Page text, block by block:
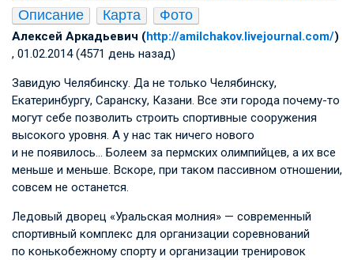
Описание
Карта Фото
Алексей Аркадьевич (http://amilchakov.livejournal.com/)
, 01.02.2014 (4571 день назад)
Завидую Челябинску. Да не только Челябинску,
Екатеринбургу, Саранску, Казани. Все эти города почему-то
могут себе позволить строить спортивные сооружения
высокого уровня. А у нас так ничего нового
и не появилось… Болеем за пермских олимпийцев, а их все
меньше и меньше. Вскоре, при таком пассивном отношении,
совсем не останется.
Ледовый дворец «Уральская молния» — современный
спортивный комплекс для организации соревнований
по конькобежному спорту и организации тренировок